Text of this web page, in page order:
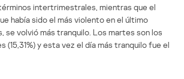
intertrimestrales, mientras que el
había sido el más violento en el último
se volvió más tranquilo. Los martes son los
(15,31%) y esta vez el día más tranquilo fue el